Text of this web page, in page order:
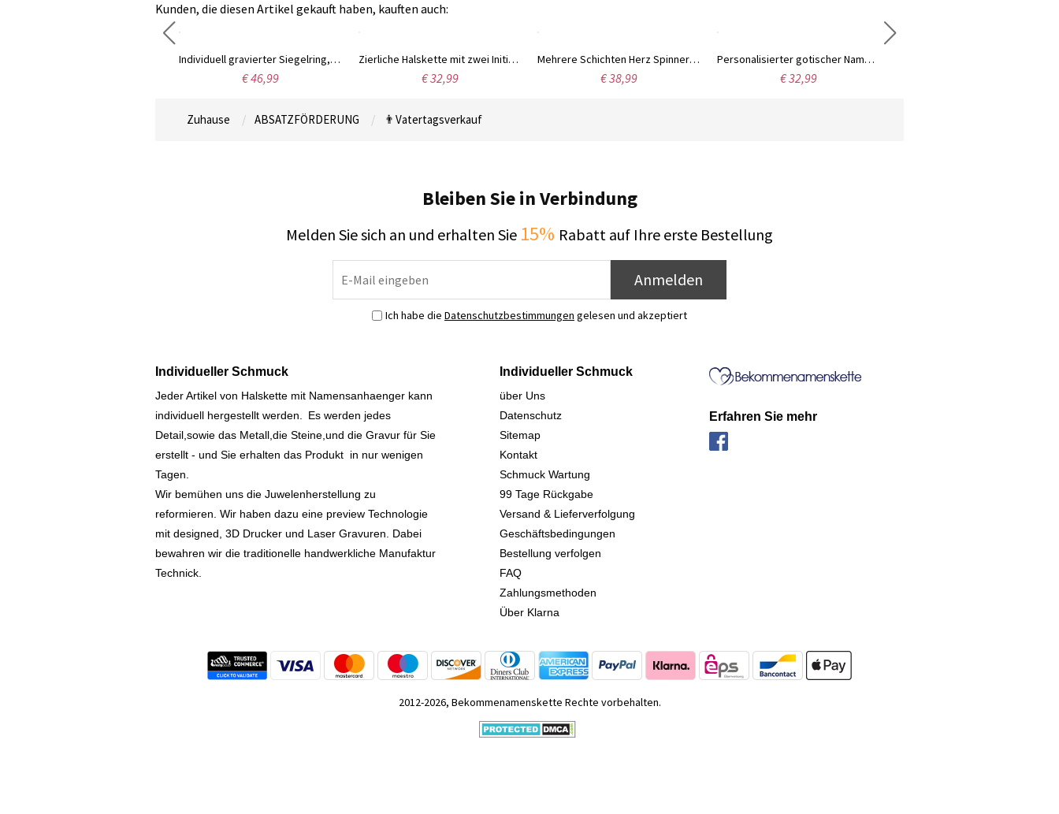
Kunden, die diesen Artikel gekauft haben, kauften auch:
Individuell gravierter Siegelring, quadratischer Ring, Geschenk zum Abschluss/Vatertag, Messing-/Silberring für Absolventen/Männer/Familie
€ 46,99
Zierliche Halskette mit zwei Initialen, Minimalistische Doppelbuchstaben, Paarkette aus Sterlingsilber/Edelstahl, Geschenk für Liebhaber/Partner/Beste Freundin
€ 32,99
Mehrere Schichten Herz Spinner Ring, Meditationsring, Fidget Ring, Spin Ring, Geschenk für sie/ihn
€ 38,99
Personalisierter gotischer Namensring, altenglischer Stil Ring, Messing/Sterling Silber 925 Ring, Tattoo-Stil Schriftart gotischer Namensring, Geschenk für ihn
€ 32,99
Zuhause ABSATZFÖRDERUNG 👨Vatertagsverkauf
Bleiben Sie in Verbindung
Melden Sie sich an und erhalten Sie 15% Rabatt auf Ihre erste Bestellung
Anmelden
Ich habe die Datenschutzbestimmungen gelesen und akzeptiert
Individueller Schmuck
Jeder Artikel von Halskette mit Namensanhaenger kann
individuell hergestellt werden.
Es werden jedes
Detail,sowie das Metall,die Steine,und die Gravur für Sie
erstellt - und Sie erhalten das Produkt in nur wenigen
Tagen.
Wir bemühen uns die Juwelenherstellung zu
reformieren. Wir haben dazu eine preview Technologie
mit designed, 3D Drucker und Laser Gravuren. Dabei
bewahren wir die traditionelle handwerkliche Manufaktur
Technick.
Individueller Schmuck
über Uns
Datenschutz
Sitemap
Kontakt
Schmuck Wartung
99 Tage Rückgabe
Versand & Lieferverfolgung
Geschäftsbedingungen
Bestellung verfolgen
FAQ
Zahlungsmethoden
Über Klarna
Erfahren Sie mehr
2012-2026, Bekommenamenskette Rechte vorbehalten.